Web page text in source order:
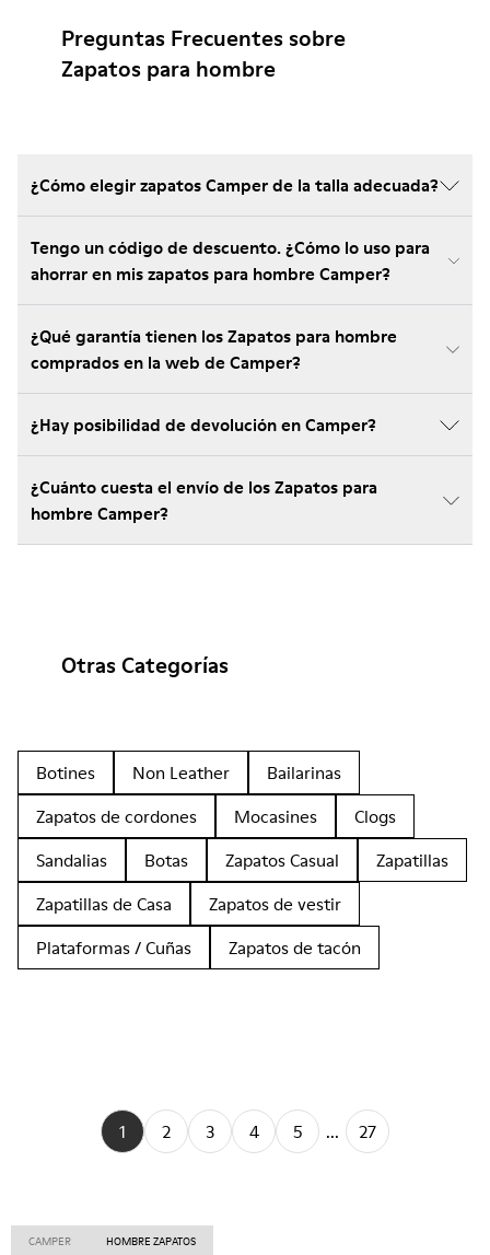
Preguntas Frecuentes sobre
Zapatos para hombre
¿Cómo elegir zapatos Camper de la talla adecuada?
Tengo un código de descuento. ¿Cómo lo uso para
ahorrar en mis zapatos para hombre Camper?
¿Qué garantía tienen los Zapatos para hombre
comprados en la web de Camper?
¿Hay posibilidad de devolución en Camper?
¿Cuánto cuesta el envío de los Zapatos para
hombre Camper?
Otras Categorías
Botines Non Leather
Bailarinas
Zapatos de cordones
Mocasines
Clogs
Sandalias
Botas Zapatos Casual
Zapatillas
Zapatillas de Casa
Zapatos de vestir
Plataformas / Cuñas
Zapatos de tacón
1 2 3 4 5 ... 27
CAMPER HOMBRE ZAPATOS